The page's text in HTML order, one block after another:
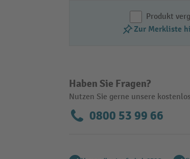
Produkt
Zur Merkliste
Haben Sie Fragen?
Nutzen Sie gerne unsere
0800 53 99 66